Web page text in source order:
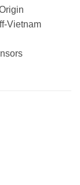
Vietnam